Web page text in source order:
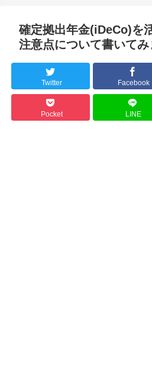
確定拠出年金(iDeCo)を
注意点について書いてみ
Twitter Facebook
Pocket LINE